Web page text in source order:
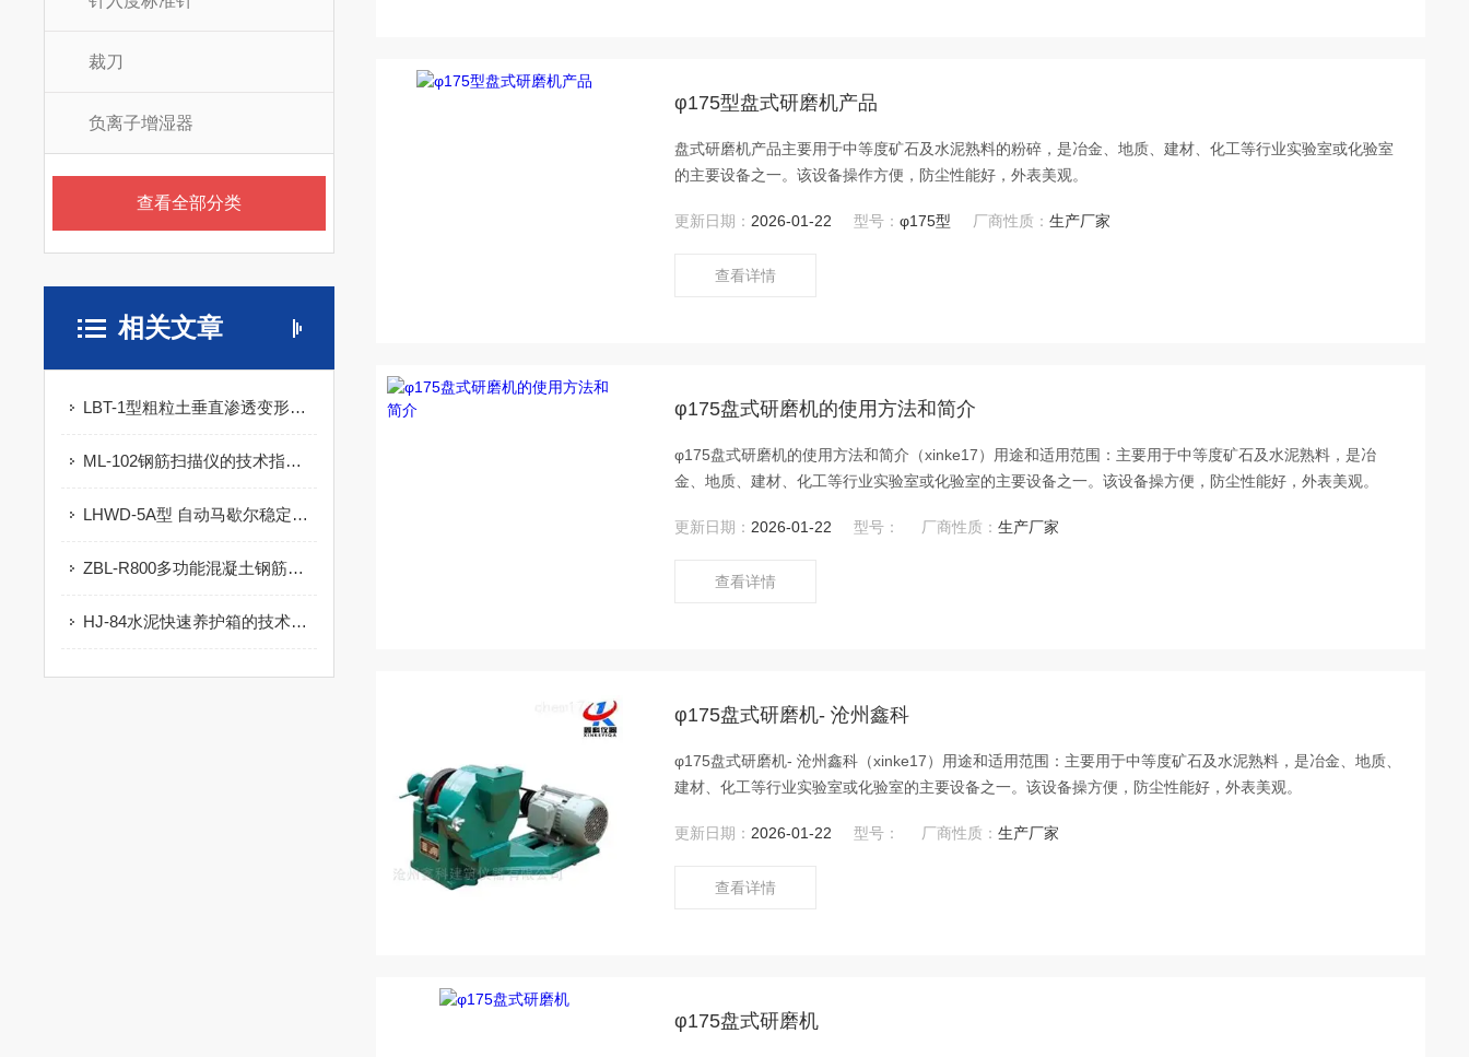
裁刀
负离子增湿器
查看全部分类
相关文章
LBT-1型粗粒土垂直渗透变形试验仪的操作方法
ML-102钢筋扫描仪的技术指标及特点
LHWD-5A型 自动马歇尔稳定度测定仪（液晶）的技术参数及指标
ZBL-R800多功能混凝土钢筋检测仪的性能特点及技术指标
HJ-84水泥快速养护箱的技术参数及使用方法
φ175型盘式研磨机产品
盘式研磨机产品主要用于中等度矿石及水泥熟料的粉碎，是冶金、地质、建材、化工等行业实验室或化验室
的主要设备之一。该设备操作方便，防尘性能好，外表美观。
更新日期： 2026-01-22 型号：φ175型 厂商性质：生产厂家
查看详情
φ175盘式研磨机的使用方法和简介
φ175盘式研磨机的使用方法和简介（xinke17）用途和适用范围：主要用于中等度矿石及水泥熟料，是冶
金、地质、建材、化工等行业实验室或化验室的主要设备之一。该设备操方便，防尘性能好，外表美观。
更新日期： 2026-01-22 型号： 厂商性质：生产厂家
查看详情
φ175盘式研磨机- 沧州鑫科
φ175盘式研磨机- 沧州鑫科（xinke17）用途和适用范围：主要用于中等度矿石及水泥熟料，是冶金、地质、
建材、化工等行业实验室或化验室的主要设备之一。该设备操方便，防尘性能好，外表美观。
更新日期： 2026-01-22 型号： 厂商性质：生产厂家
查看详情
φ175盘式研磨机